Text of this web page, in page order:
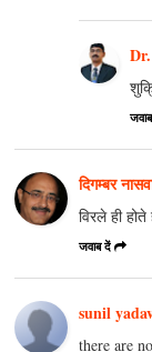
दिगम्बर
विरले ही
जवाब दें
sunil
there are